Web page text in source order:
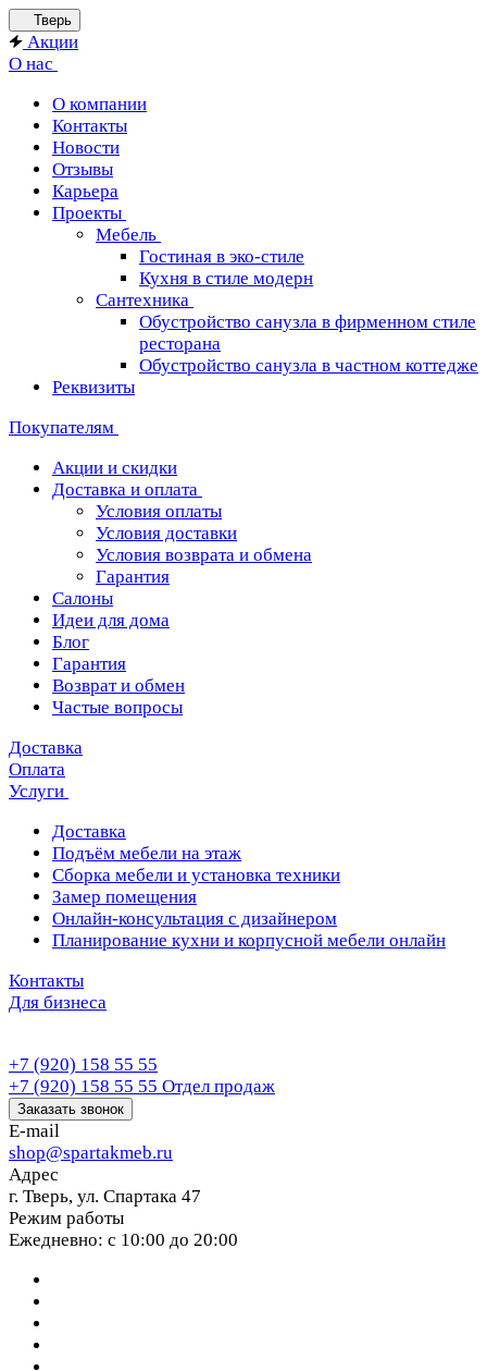
Тверь
Акции
О нас
О компании
Контакты
Новости
Отзывы
Карьера
Проекты
Мебель
Гостиная в эко-стиле
Кухня в стиле модерн
Сантехника
Обустройство санузла в фирменном стиле
ресторана
Обустройство санузла в частном коттедже
Реквизиты
Покупателям
Акции и скидки
Доставка и оплата
Условия оплаты
Условия доставки
Условия возврата и обмена
Гарантия
Салоны
Идеи для дома
Блог
Гарантия
Возврат и обмен
Частые вопросы
Доставка
Оплата
Услуги
Доставка
Подъём мебели на этаж
Сборка мебели и установка техники
Замер помещения
Онлайн-консультация с дизайнером
Планирование кухни и корпусной мебели онлайн
Контакты
Для бизнеса
+7 (920) 158 55 55
+7 (920) 158 55 55 Отдел продаж
Заказать звонок
E-mail
shop@spartakmeb.ru
Адрес
г. Тверь, ул. Спартака 47
Режим работы
Ежедневно: с 10:00 до 20:00